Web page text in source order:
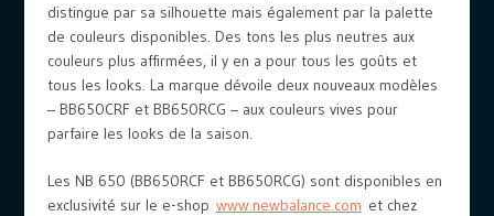
distingue par sa silhouette mais également par la palette
de couleurs disponibles. Des tons les plus neutres aux
couleurs plus affirmées, il y en a pour tous les goûts et
tous les looks. La marque dévoile deux nouveaux modèles
– BB650CRF et BB650RCG – aux couleurs vives pour
parfaire les looks de la saison.
Les NB 650 (BB650RCF et BB650RCG) sont disponibles en
exclusivité sur le e-shop www.newbalance.com et chez